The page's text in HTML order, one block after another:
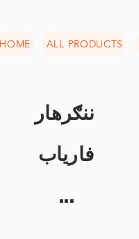
HOME ALL PRODUCTS
ننګرهار
فاریاب
...